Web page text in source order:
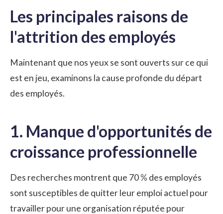
Les principales raisons de
l'attrition des employés
Maintenant que nos yeux se sont ouverts sur ce qui
est en jeu, examinons la cause profonde du départ
des employés.
1. Manque d'opportunités de
croissance professionnelle
Des recherches montrent que 70 % des employés
sont susceptibles de quitter leur emploi actuel pour
travailler pour une organisation réputée pour